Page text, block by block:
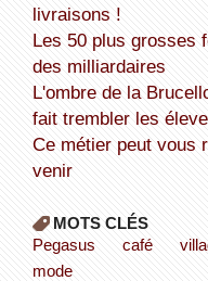
livraisons !
Les 50 plus grosses fortunes de France sont tous
des milliardaires
L'ombre de la Brucellose : Comment une bactérie
fait trembler les
Ce métier peut vous rendre riche dans les années à
venir
MOTS CLÉS
Pegasus
café
mode